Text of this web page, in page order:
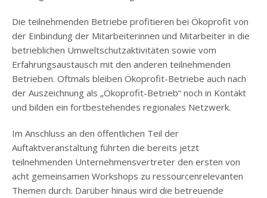
Die teilnehmenden Betriebe profitieren bei Ökoprofit von
der Einbindung der Mitarbeiterinnen und Mitarbeiter in die
betrieblichen Umweltschutzaktivitäten sowie vom
Erfahrungsaustausch mit den anderen teilnehmenden
Betrieben. Oftmals bleiben Ökoprofit-Betriebe auch nach
der Auszeichnung als „Ökoprofit-Betrieb“ noch in Kontakt
und bilden ein fortbestehendes regionales Netzwerk.
Im Anschluss an den öffentlichen Teil der
Auftaktveranstaltung führten die bereits jetzt
teilnehmenden Unternehmensvertreter den ersten von
acht gemeinsamen Workshops zu ressourcenrelevanten
Themen durch. Darüber hinaus wird die betreuende